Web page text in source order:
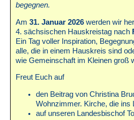
begegnen.
Am 31. Januar 2026 werden wir
4. sächsischen Hauskreistag nach
Ein Tag voller Inspiration,
alle, die in einem Hauskreis sind
wie Gemeinschaft im Kleinen groß
Freut Euch auf
den Beitrag von Christina
Wohnzimmer. Kirche, die ins
auf unseren Landesbischof